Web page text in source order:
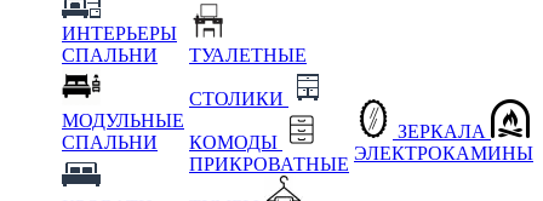
ИНТЕРЬЕРЫ
СПАЛЬНИ
МОДУЛЬНЫЕ
СПАЛЬНИ
ТУАЛЕТНЫЕ
СТОЛИКИ
КОМОДЫ
ПРИКРОВАТНЫЕ
ЗЕРКАЛА
ЭЛЕКТРОКАМИНЫ